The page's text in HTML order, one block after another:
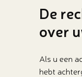
De
over
Als u een
hebt